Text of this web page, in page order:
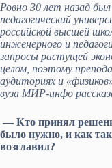
Ровно 30 лет назад
педагогический
российской высшей
инженерного и
запросы растущей
целом, поэтому
аудиториях и
вуза МИР-инфо
— Кто принял
было нужно, и как
возглавил?